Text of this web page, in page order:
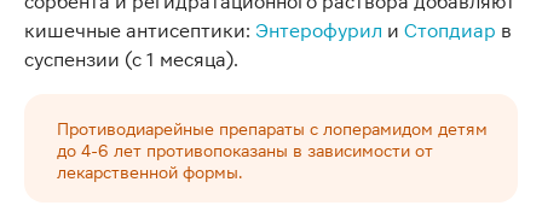
кишечные антисептики: Энтерофурил и Стопдиар в
суспензии (с 1 месяца).
Противодиарейные препараты с лоперамидом детям
до 4-6 лет противопоказаны в зависимости от
лекарственной формы.